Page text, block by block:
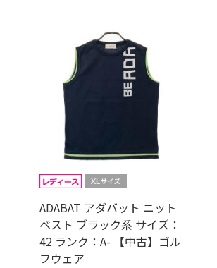
ADABAT アダバット ニット
ベスト ブラック系 サイズ：
42 ランク：A- 【中古】ゴル
フウェア